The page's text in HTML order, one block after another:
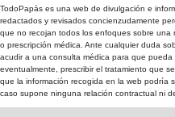
TodoPapás es una web de divulgación e
redactados y revisados concienzudamente
que no recojan todos los enfoques sobre una
o prescripción médica. Ante cualquier duda
acudir a una consulta médica para que pueda
eventualmente, prescribir el tratamiento que
que la información recogida en la web podría
caso supone ninguna relación contractual ni